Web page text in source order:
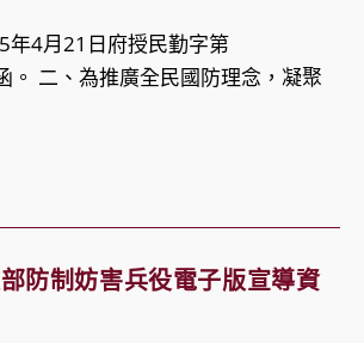
年4月21日府授民勤字第
。 二、為推廣全民國防理念，凝聚
部防制妨害兵役電子版宣導資